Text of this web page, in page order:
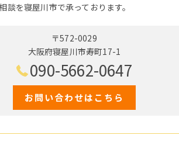
を寝屋川市で承っております。
〒572-0029
大阪府寝屋川市寿町17-1
090-5662-0647
お問い合わせはこちら